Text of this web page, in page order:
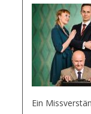
Ein